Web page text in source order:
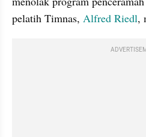
pelatih Timnas, Alfred Riedl,